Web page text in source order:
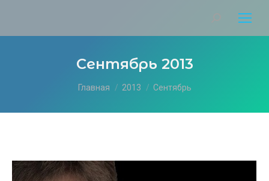
Сентябрь 2013
Вы здесь:
Главная 2013 Сентябрь